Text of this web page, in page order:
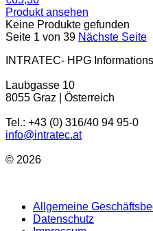
Produkt ansehen
Keine Produkte gefunden
Seite 1 von 39 Nächste Seite
INTRATEC- HPG
Laubgasse 10
8055 Graz | Österreich
Tel.: +43 (0) 316/40 94 95-0
info@intratec.at
© 2026
Allgemeine
Datenschutz